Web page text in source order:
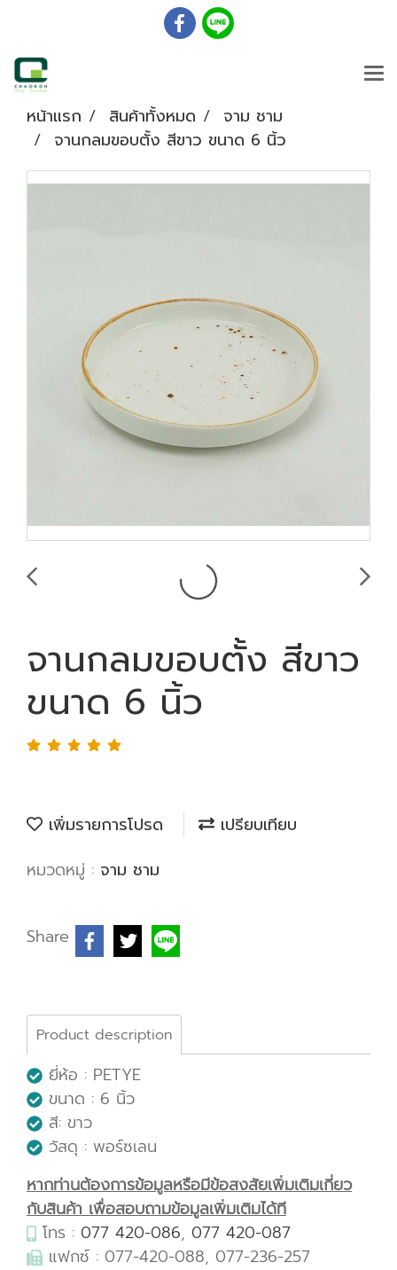
หน้าแรก สินค้าทั้งหมด
จาม ชาม
จานกลมขอบตั้ง สีขาว ขนาด 6 นิ้ว
จานกลมขอบตั้ง สีขาว
ขนาด 6 นิ้ว
เพิ่มรายการโปรด
เปรียบเทียบ
หมวดหมู่ : จาม ชาม
Share
Product description
ยี่ห้อ : PETYE
ขนาด : 6 นิ้ว
สี: ขาว
วัสดุ : พอร์ซเลน
หากท่านต้องการข้อมูลหรือมีข้อสงสัยเพิ่มเติมเกี่ยว
กับสินค้า เพื่อสอบถามข้อมูลเพิ่มเติมได้ที
โทร : 077 420-086, 077 420-087
แฟกซ์ : 077-420-088, 077-236-257